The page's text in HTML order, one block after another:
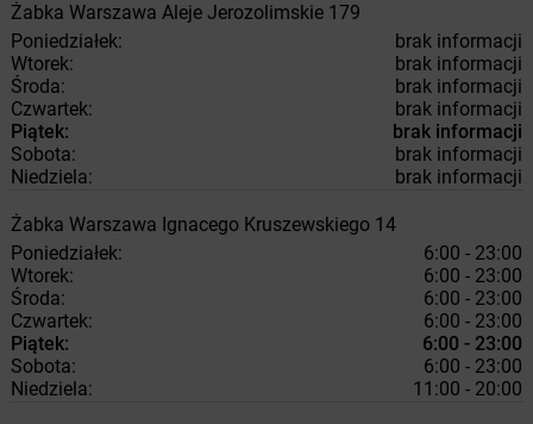
Żabka Warszawa Aleje Jerozolimskie 179
Poniedziałek:
brak informacji
Wtorek:
brak informacji
Środa:
brak informacji
Czwartek:
brak informacji
Piątek:
brak informacji
Sobota:
brak informacji
Niedziela:
brak informacji
Żabka Warszawa Ignacego Kruszewskiego 14
Poniedziałek:
6:00 - 23:00
Wtorek:
6:00 - 23:00
Środa:
6:00 - 23:00
Czwartek:
6:00 - 23:00
Piątek:
6:00 - 23:00
Sobota:
6:00 - 23:00
Niedziela:
11:00 - 20:00